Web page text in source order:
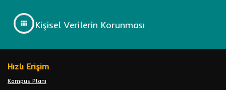
Kişisel Verilerin Korunması
Hızlı Erişim
Kampus Planı